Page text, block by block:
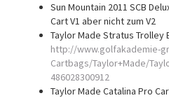
Sun Mountain 2011 SCB
Cart V1 aber nicht zum V2
Taylor Made Stratus Trolley
http://www.golfakademie-
Cartbags/Taylor+Made/
486028300912
Taylor Made Catalina Pro